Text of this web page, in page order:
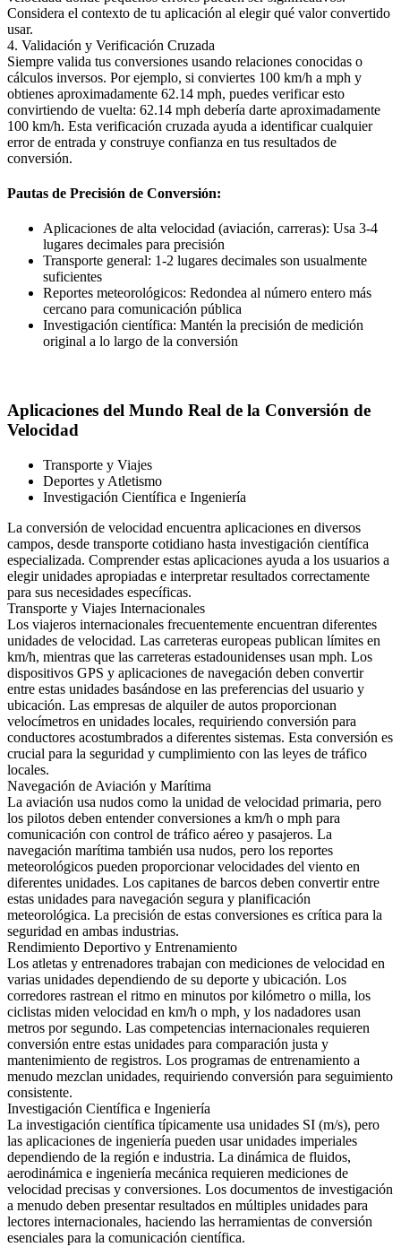
Considera el contexto de tu aplicación al elegir qué valor convertido
usar.
4. Validación y Verificación Cruzada
Siempre valida tus conversiones usando relaciones conocidas o
cálculos inversos. Por ejemplo, si conviertes 100 km/h a mph y
obtienes aproximadamente 62.14 mph, puedes verificar esto
convirtiendo de vuelta: 62.14 mph debería darte aproximadamente
100 km/h. Esta verificación cruzada ayuda a identificar cualquier
error de entrada y construye confianza en tus resultados de
conversión.
Pautas de Precisión de Conversión:
Aplicaciones de alta velocidad (aviación, carreras): Usa 3-4
lugares decimales para precisión
Transporte general: 1-2 lugares decimales son usualmente
suficientes
Reportes meteorológicos: Redondea al número entero más
cercano para comunicación pública
Investigación científica: Mantén la precisión de medición
original a lo largo de la conversión
Aplicaciones del Mundo Real de la Conversión de
Velocidad
Transporte y Viajes
Deportes y Atletismo
Investigación Científica e Ingeniería
La conversión de velocidad encuentra aplicaciones en diversos
campos, desde transporte cotidiano hasta investigación científica
especializada. Comprender estas aplicaciones ayuda a los usuarios a
elegir unidades apropiadas e interpretar resultados correctamente
para sus necesidades específicas.
Transporte y Viajes Internacionales
Los viajeros internacionales frecuentemente encuentran diferentes
unidades de velocidad. Las carreteras europeas publican límites en
km/h, mientras que las carreteras estadounidenses usan mph. Los
dispositivos GPS y aplicaciones de navegación deben convertir
entre estas unidades basándose en las preferencias del usuario y
ubicación. Las empresas de alquiler de autos proporcionan
velocímetros en unidades locales, requiriendo conversión para
conductores acostumbrados a diferentes sistemas. Esta conversión es
crucial para la seguridad y cumplimiento con las leyes de tráfico
locales.
Navegación de Aviación y Marítima
La aviación usa nudos como la unidad de velocidad primaria, pero
los pilotos deben entender conversiones a km/h o mph para
comunicación con control de tráfico aéreo y pasajeros. La
navegación marítima también usa nudos, pero los reportes
meteorológicos pueden proporcionar velocidades del viento en
diferentes unidades. Los capitanes de barcos deben convertir entre
estas unidades para navegación segura y planificación
meteorológica. La precisión de estas conversiones es crítica para la
seguridad en ambas industrias.
Rendimiento Deportivo y Entrenamiento
Los atletas y entrenadores trabajan con mediciones de velocidad en
varias unidades dependiendo de su deporte y ubicación. Los
corredores rastrean el ritmo en minutos por kilómetro o milla, los
ciclistas miden velocidad en km/h o mph, y los nadadores usan
metros por segundo. Las competencias internacionales requieren
conversión entre estas unidades para comparación justa y
mantenimiento de registros. Los programas de entrenamiento a
menudo mezclan unidades, requiriendo conversión para seguimiento
consistente.
Investigación Científica e Ingeniería
La investigación científica típicamente usa unidades SI (m/s), pero
las aplicaciones de ingeniería pueden usar unidades imperiales
dependiendo de la región e industria. La dinámica de fluidos,
aerodinámica e ingeniería mecánica requieren mediciones de
velocidad precisas y conversiones. Los documentos de investigación
a menudo deben presentar resultados en múltiples unidades para
lectores internacionales, haciendo las herramientas de conversión
esenciales para la comunicación científica.